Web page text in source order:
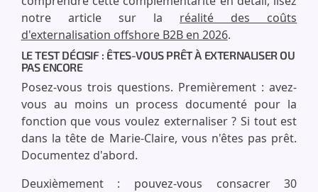
notre article sur la réalité des coûts
d'externalisation offshore B2B en 2026.
LE TEST DÉCISIF : ÊTES-VOUS PRÊT À EXTERNALISER OU
PAS ENCORE
Posez-vous trois questions. Premièrement : avez-
vous au moins un process documenté pour la
fonction que vous voulez externaliser ? Si tout est
dans la tête de Marie-Claire, vous n'êtes pas prêt.
Documentez d'abord.
Deuxièmement : pouvez-vous consacrer 30